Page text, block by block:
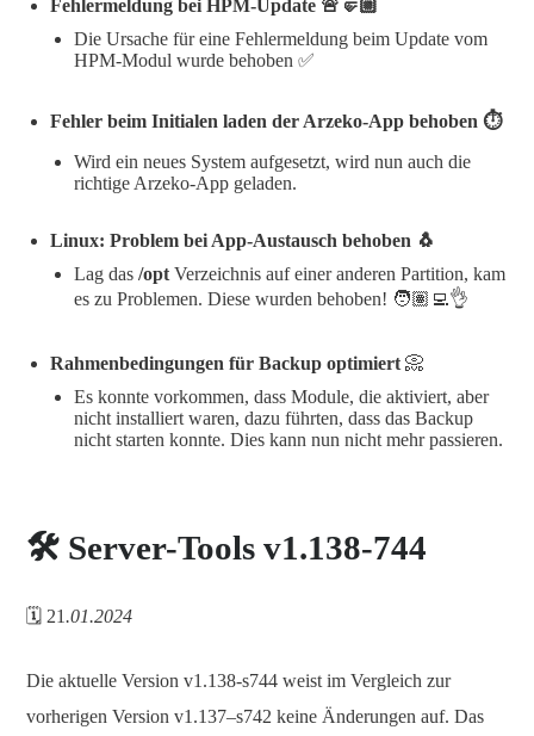
Fehlermeldung bei HPM-Update 🚨🤛🏼
Die Ursache für eine Fehlermeldung beim Update vom
HPM-Modul wurde behoben ✅
Fehler beim Initialen laden der Arzeko-App behoben ⏱️
Wird ein neues System aufgesetzt, wird nun auch die
richtige Arzeko-App geladen.
Linux: Problem bei App-Austausch behoben 🐧
Lag das /opt Verzeichnis auf einer anderen Partition, kam
es zu Problemen. Diese wurden behoben! 🧑🏽‍💻👌
Rahmenbedingungen für Backup optimiert 📀
Es konnte vorkommen, dass Module, die aktiviert, aber
nicht installiert waren, dazu führten, dass das Backup
nicht starten konnte. Dies kann nun nicht mehr passieren.
🛠️ Server-Tools v1.138-744
🗓️ 21.01.2024
Die aktuelle Version v1.138-s744 weist im Vergleich zur
vorherigen Version v1.137–s742 keine Änderungen auf. Das